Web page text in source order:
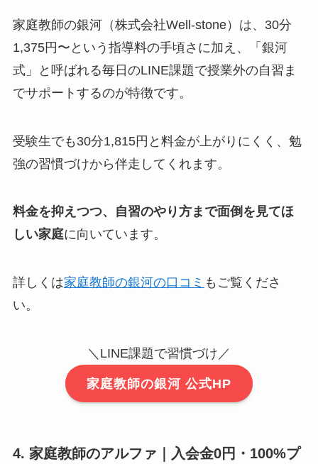
家庭教師の銀河（株式会社Well-stone）は、30分
1,375円〜という指導料の手頃さに加え、「銀河
式」と呼ばれる毎日のLINE課題で授業外の自習ま
でサポートするのが特徴です。
受験生でも30分1,815円と料金が上がりにくく、勉
強の習慣づけから伴走してくれます。
料金を抑えつつ、自習のやり方まで面倒を見てほ
しい家庭に向いています。
詳しくは家庭教師の銀河の口コミ もご覧くださ
い。
＼LINE課題で習慣づけ／
家庭教師の銀河 公式HP
4. 家庭教師のアルファ｜入会金0円・100%プ